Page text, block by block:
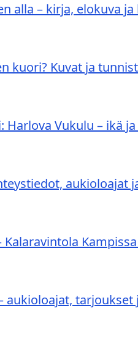
alla – kirja, elokuva
kuori? Kuvat ja
Harlova Vukulu – ikä
aukioloajat
Kalaravintola
aukioloajat, tarjoukset